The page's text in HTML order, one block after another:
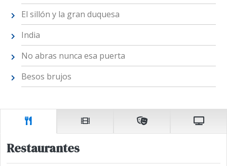
El sillón y la gran duquesa
India
No abras nunca esa puerta
Besos brujos
Restaurantes